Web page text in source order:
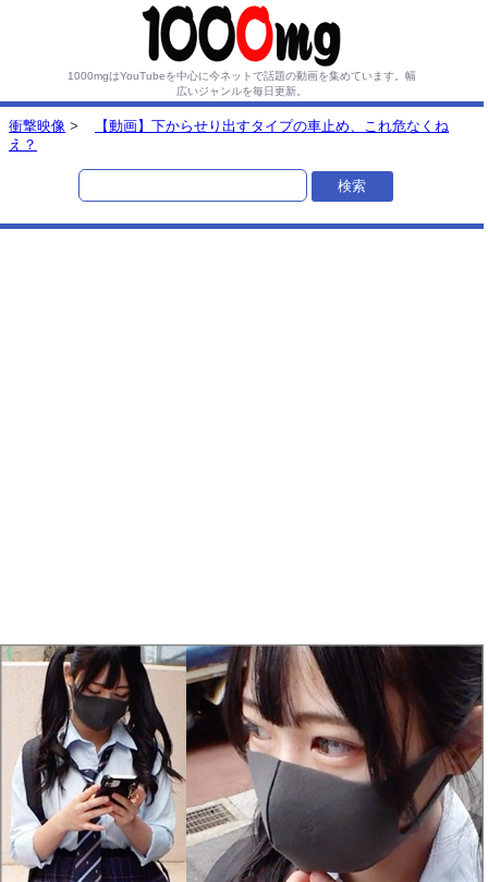
1000mgはYouTubeを中心に今ネットで話題の動画を集めています。 幅
広いジャンルを毎日更新。
衝撃映像 >
【動画】下からせり出すタイプの車止め、これ危なくね
え？